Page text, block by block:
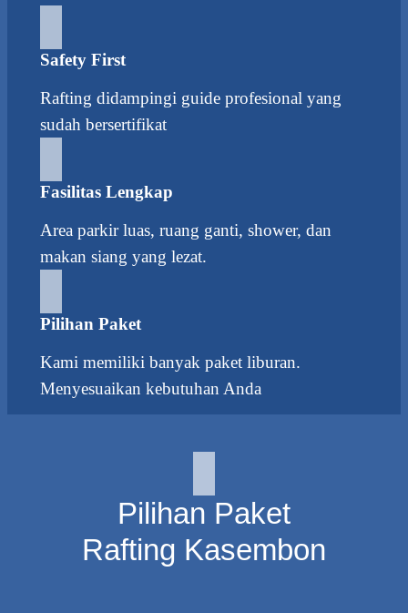
Safety First
Rafting didampingi guide profesional yang
sudah bersertifikat
Fasilitas Lengkap
Area parkir luas, ruang ganti, shower, dan
makan siang yang lezat.
Pilihan Paket
Kami memiliki banyak paket liburan.
Menyesuaikan kebutuhan Anda
Pilihan Paket
Rafting Kasembon